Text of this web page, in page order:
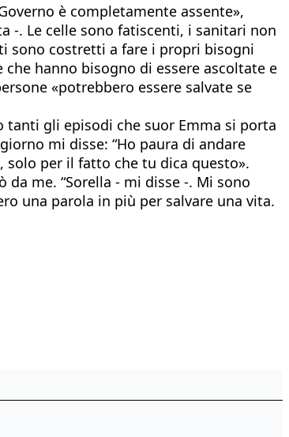
è completamente assente»,
-. Le celle sono fatiscenti, i sanitari non
sono costretti a fare i propri bisogni
hanno bisogno di essere ascoltate e
«potrebbero essere salvate se
tanti gli episodi che suor Emma si porta
mi disse: “Ho paura di andare
solo per il fatto che tu dica questo».
me. “Sorella - mi disse -. Mi sono
una parola in più per salvare una vita.